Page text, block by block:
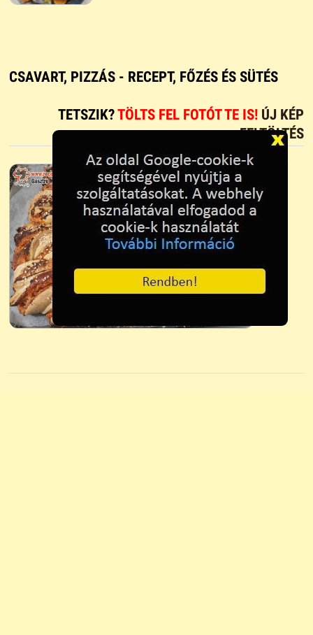
CSAVART, PIZZÁS - RECEPT, FŐZÉS ÉS SÜTÉS
TETSZIK?TÖLTS FEL FOTÓT TE IS! ÚJ KÉP
FELTÖLTÉS